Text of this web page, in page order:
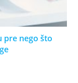
pre nego što